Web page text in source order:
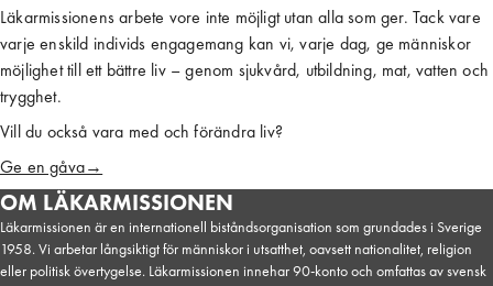
Läkarmissionens arbete vore inte möjligt utan alla som ger. Tack vare
varje enskild individs engagemang kan vi, varje dag, ge människor
möjlighet till ett bättre liv – genom sjukvård, utbildning, mat, vatten och
trygghet.
Vill du också vara med och förändra liv?
Ge en gåva→
OM LÄKARMISSIONEN
Läkarmissionen är en internationell biståndsorganisation som grundades i Sverige
1958. Vi arbetar långsiktigt för människor i utsatthet, oavsett nationalitet, religion
eller politisk övertygelse. Läkarmissionen innehar 90-konto och omfattas av svensk